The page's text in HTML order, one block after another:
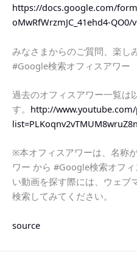
https://docs.google.com/
oMwRfWrzmJC_41ehd4-
みなさまからのご質問、楽し
#Google検索オフィスアワー
過去のオフィスアワー一覧は
す。 http://
※本オフィスアワーは、名称
ワー から #Google検索オフ
い動画を探す際には、ウェブ
検索してみてください。
source